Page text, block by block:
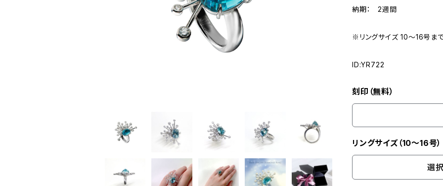
納期： 2週間
※リングサイズ 10～16号ま
ID:YR722
刻印（無料）
リングサイズ（10～16号）
選